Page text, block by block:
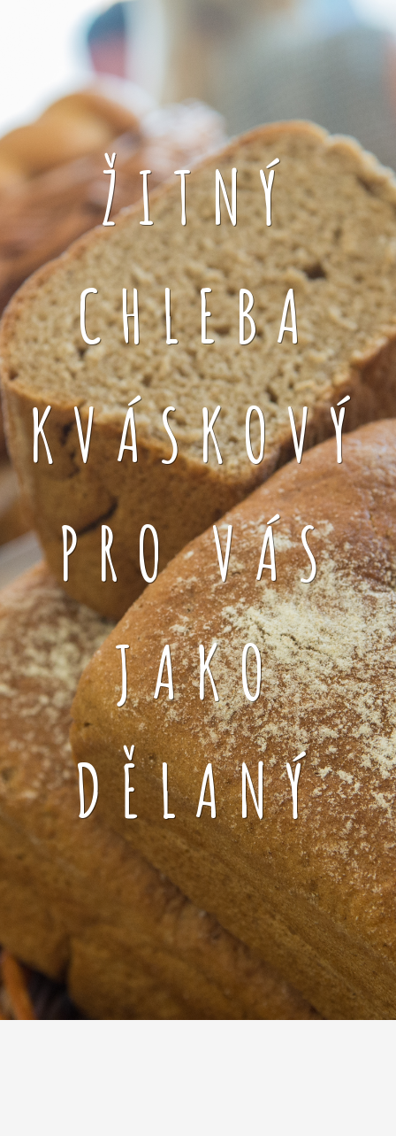
ŽITNÝ
CHLEBA
KVÁSKOVÝ
PRO VÁS
JAKO
DĚLANÝ